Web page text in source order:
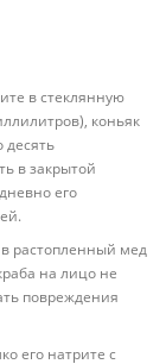
в стеклянную
коньяк
десять
в закрытой
его
растопленный мед
на лицо не
повреждения
его натрите с